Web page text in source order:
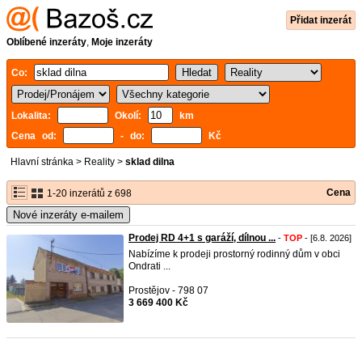
Přidat inzerát
Oblíbené inzeráty, Moje inzeráty
Co:
Lokalita: Okolí:
km
Cena od:
- do: Kč
Hlavní stránka > Reality > sklad dilna
1-20 inzerátů z 698 Cena
Nové inzeráty e-mailem
Prodej RD 4+1 s garáží, dílnou ... - TOP - [6.8. 2026]
Nabízíme k prodeji prostorný rodinný dům v obci
Ondrati ...
Prostějov - 798 07
3 669 400 Kč